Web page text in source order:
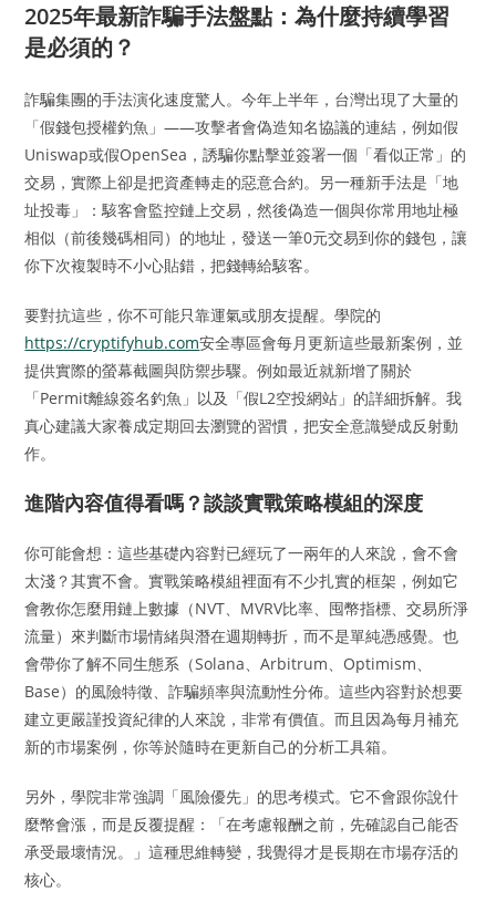
2025年最新詐騙手法盤點：為什麼持續學習
是必須的？
詐騙集團的手法演化速度驚人。今年上半年，台灣出現了大量的
「假錢包授權釣魚」——攻擊者會偽造知名協議的連結，例如假
Uniswap或假OpenSea，誘騙你點擊並簽署一個「看似正常」的
交易，實際上卻是把資產轉走的惡意合約。另一種新手法是「地
址投毒」：駭客會監控鏈上交易，然後偽造一個與你常用地址極
相似（前後幾碼相同）的地址，發送一筆0元交易到你的錢包，讓
你下次複製時不小心貼錯，把錢轉給駭客。
要對抗這些，你不可能只靠運氣或朋友提醒。學院的
https://cryptifyhub.com安全專區會每月更新這些最新案例，並
提供實際的螢幕截圖與防禦步驟。例如最近就新增了關於
「Permit離線簽名釣魚」以及「假L2空投網站」的詳細拆解。我
真心建議大家養成定期回去瀏覽的習慣，把安全意識變成反射動
作。
進階內容值得看嗎？談談實戰策略模組的深度
你可能會想：這些基礎內容對已經玩了一兩年的人來說，會不會
太淺？其實不會。實戰策略模組裡面有不少扎實的框架，例如它
會教你怎麼用鏈上數據（NVT、MVRV比率、囤幣指標、交易所淨
流量）來判斷市場情緒與潛在週期轉折，而不是單純憑感覺。也
會帶你了解不同生態系（Solana、Arbitrum、Optimism、
Base）的風險特徵、詐騙頻率與流動性分佈。這些內容對於想要
建立更嚴謹投資紀律的人來說，非常有價值。而且因為每月補充
新的市場案例，你等於隨時在更新自己的分析工具箱。
另外，學院非常強調「風險優先」的思考模式。它不會跟你說什
麼幣會漲，而是反覆提醒：「在考慮報酬之前，先確認自己能否
承受最壞情況。」這種思維轉變，我覺得才是長期在市場存活的
核心。